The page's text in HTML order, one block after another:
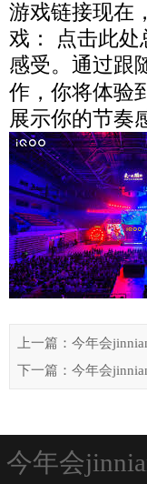
游戏链接现在
戏： 点击此
感受。通过跟
作，你将体验
展示你的节奏
上一篇：今年会
下一篇：今年会
今年会